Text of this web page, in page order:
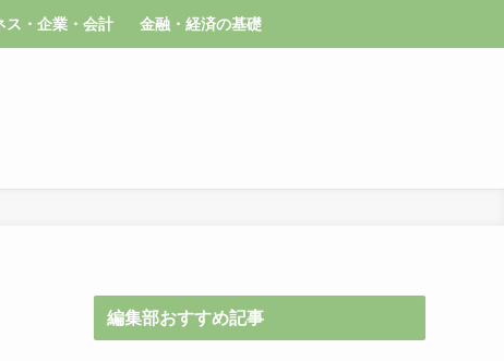
ス・企業・会計 金融・経済の基礎
編集部おすすめ記事